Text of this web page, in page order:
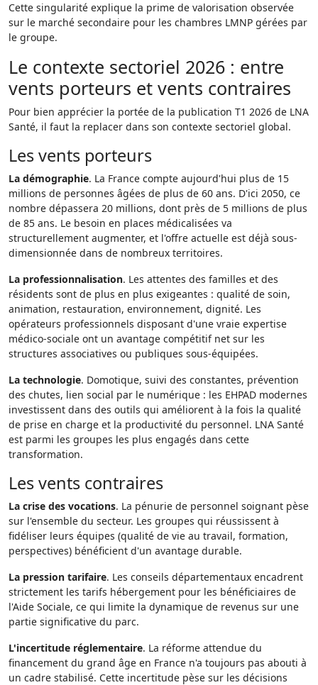
Cette singularité explique la prime de valorisation observée
sur le marché secondaire pour les chambres LMNP gérées par
le groupe.
Le contexte sectoriel 2026 : entre
vents porteurs et vents contraires
Pour bien apprécier la portée de la publication T1 2026 de LNA
Santé, il faut la replacer dans son contexte sectoriel global.
Les vents porteurs
La démographie. La France compte aujourd'hui plus de 15
millions de personnes âgées de plus de 60 ans. D'ici 2050, ce
nombre dépassera 20 millions, dont près de 5 millions de plus
de 85 ans. Le besoin en places médicalisées va
structurellement augmenter, et l'offre actuelle est déjà sous-
dimensionnée dans de nombreux territoires.
La professionnalisation. Les attentes des familles et des
résidents sont de plus en plus exigeantes : qualité de soin,
animation, restauration, environnement, dignité. Les
opérateurs professionnels disposant d'une vraie expertise
médico-sociale ont un avantage compétitif net sur les
structures associatives ou publiques sous-équipées.
La technologie. Domotique, suivi des constantes, prévention
des chutes, lien social par le numérique : les EHPAD modernes
investissent dans des outils qui améliorent à la fois la qualité
de prise en charge et la productivité du personnel. LNA Santé
est parmi les groupes les plus engagés dans cette
transformation.
Les vents contraires
La crise des vocations. La pénurie de personnel soignant pèse
sur l'ensemble du secteur. Les groupes qui réussissent à
fidéliser leurs équipes (qualité de vie au travail, formation,
perspectives) bénéficient d'un avantage durable.
La pression tarifaire. Les conseils départementaux encadrent
strictement les tarifs hébergement pour les bénéficiaires de
l'Aide Sociale, ce qui limite la dynamique de revenus sur une
partie significative du parc.
L'incertitude réglementaire. La réforme attendue du
financement du grand âge en France n'a toujours pas abouti à
un cadre stabilisé. Cette incertitude pèse sur les décisions